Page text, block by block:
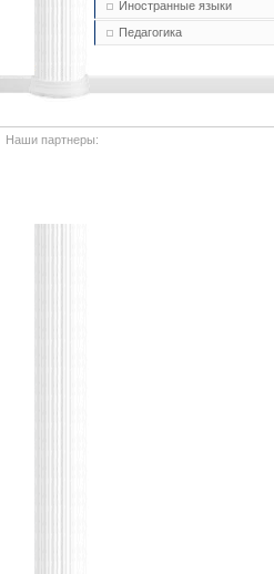
Иностранные языки
Педагогика
Наши партнеры: